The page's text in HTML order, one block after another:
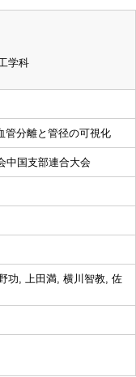
学科
管分離と管径の可視化
中国支部連合大会
功, 上田満, 横川智教, 佐